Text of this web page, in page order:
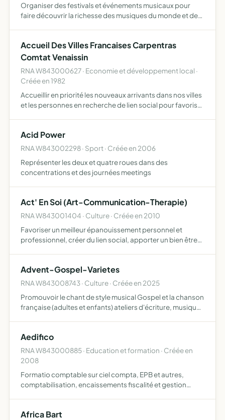
Organiser des festivals et événements musicaux pour
faire découvrir la richesse des musiques du monde et des
Accueil Des Villes Francaises Carpentras
Comtat Venaissin
RNA W843000627 · Economie et développement local ·
Créée en 1982
Accueillir en priorité les nouveaux arrivants dans nos villes
et les personnes en recherche de lien social pour favoriser
Acid Power
RNA W843002298 · Sport · Créée en 2006
Représenter les deux et quatre roues dans des
concentrations et des journées meetings
Act' En Soi (Art-Communication-Therapie)
RNA W843001404 · Culture · Créée en 2010
Favoriser un meilleur épanouissement personnel et
professionnel, créer du lien social, apporter un bien être
Advent-Gospel-Varietes
RNA W843008743 · Culture · Créée en 2025
Promouvoir le chant de style musical Gospel et la chanson
française (adultes et enfants) ateliers d'écriture, musique,
Aedifico
RNA W843000885 · Education et formation · Créée en
2008
Formatio comptable sur ciel compta, EPB et autres,
comptabilisation, encaissements fiscalité et gestion
partenaires des…
Africa Bart